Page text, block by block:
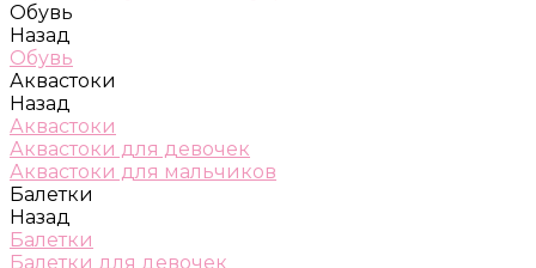
Обувь
Назад
Обувь
Аквастоки
Назад
Аквастоки
Аквастоки для девочек
Аквастоки для мальчиков
Балетки
Назад
Балетки
Балетки для девочек